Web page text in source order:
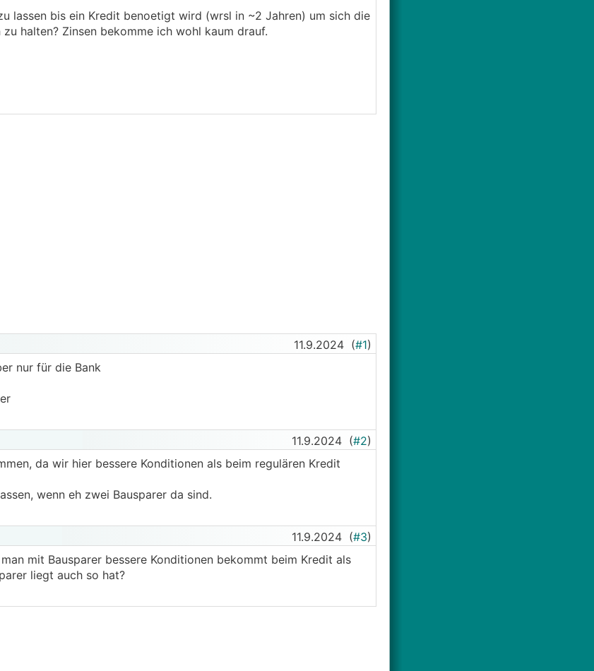
lassen bis ein Kredit benoetigt wird (wrsl in ~2 Jahren) um sich die
halten? Zinsen bekomme ich wohl kaum drauf.
11.9.2024 (#1)
nur für die Bank
11.9.2024 (#2)
da wir hier bessere Konditionen als beim regulären Kredit
wenn eh zwei Bausparer da sind.
11.9.2024 (#3)
mit Bausparer bessere Konditionen bekommt beim Kredit als
liegt auch so hat?